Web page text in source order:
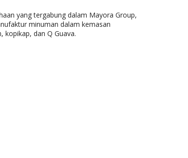
yang tergabung dalam Mayora Group,
minuman dalam kemasan
kopikap, dan Q Guava.